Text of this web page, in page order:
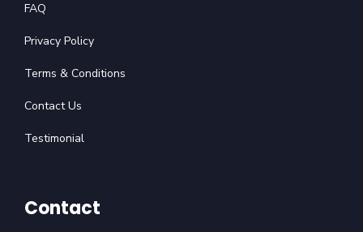
FAQ
Privacy Policy
Terms & Conditions
Contact Us
Testimonial
Contact